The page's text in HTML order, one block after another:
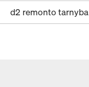
d2 remonto tarnyba